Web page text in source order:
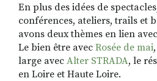
En plus des idées de
conférences, ateliers, trails et
avons deux thèmes en lien
Le bien être avec Rosée de mai
large avec Alter STRADA, le
en Loire et Haute Loire.